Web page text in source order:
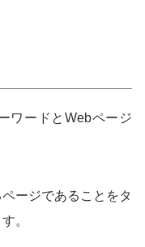
ワードとWebページ
ージであることをタ
。